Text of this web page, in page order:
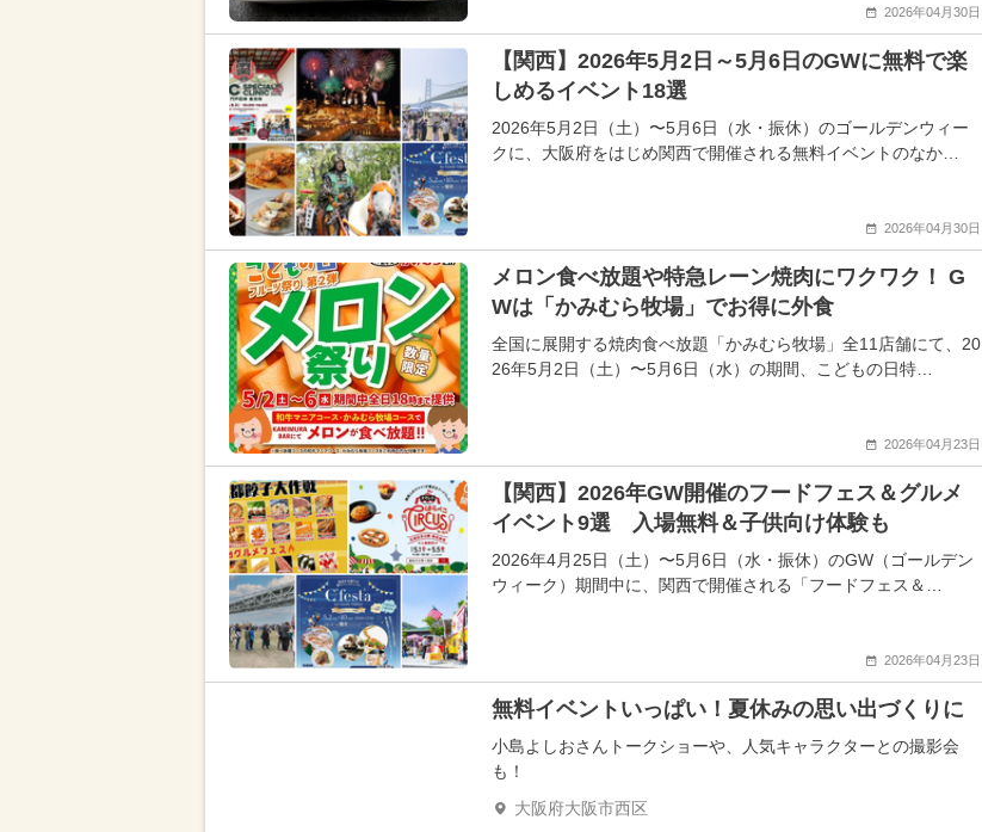
2026年04月30日
【関西】2026年5月2日～5月6日のGWに無料で楽
しめるイベント18選
2026年5月2日（土）〜5月6日（水・振休）のゴールデンウィー
クに、大阪府をはじめ関西で開催される無料イベントのなか…
2026年04月30日
メロン食べ放題や特急レーン焼肉にワクワク！ G
Wは「かみむら牧場」でお得に外食
全国に展開する焼肉食べ放題「かみむら牧場」全11店舗にて、20
26年5月2日（土）〜5月6日（水）の期間、こどもの日特…
2026年04月23日
【関西】2026年GW開催のフードフェス＆グルメ
イベント9選 入場無料＆子供向け体験も
2026年4月25日（土）〜5月6日（水・振休）のGW（ゴールデン
ウィーク）期間中に、関西で開催される「フードフェス＆…
2026年04月23日
無料イベントいっぱい！夏休みの思い出づくりに
小島よしおさんトークショーや、人気キャラクターとの撮影会
も！
大阪府大阪市西区